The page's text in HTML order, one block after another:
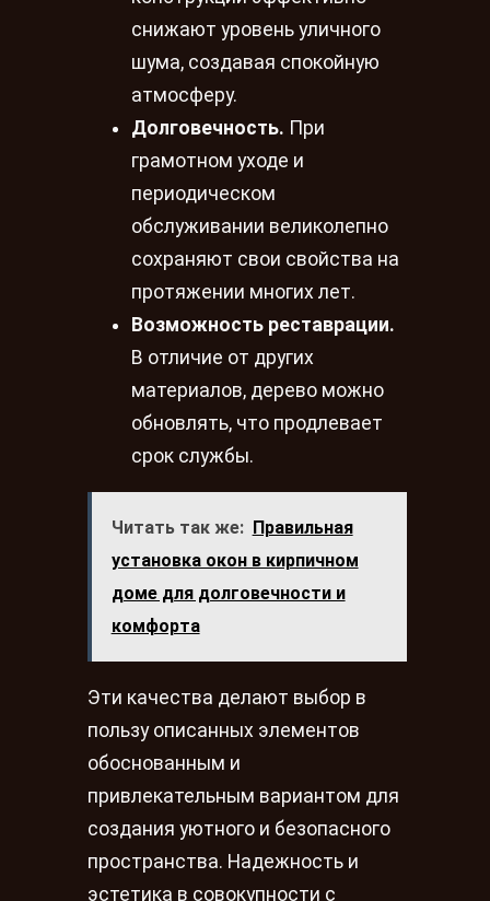
снижают уровень уличного
шума, создавая спокойную
атмосферу.
Долговечность. При
грамотном уходе и
периодическом
обслуживании великолепно
сохраняют свои свойства на
протяжении многих лет.
Возможность реставрации.
В отличие от других
материалов, дерево можно
обновлять, что продлевает
срок службы.
Читать так же:
Правильная
установка окон в кирпичном
доме для долговечности и
комфорта
Эти качества делают выбор в
пользу описанных элементов
обоснованным и
привлекательным вариантом для
создания уютного и безопасного
пространства. Надежность и
эстетика в совокупности с